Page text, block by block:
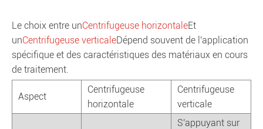
Le choix entre unCentrifugeuse horizontaleEt
unCentrifugeuse verticaleDépend souvent de l'application
spécifique et des caractéristiques des matériaux en cours
de traitement.
Aspect
Centrifugeuse
horizontale
Centrifugeuse
verticale
S'appuyant sur